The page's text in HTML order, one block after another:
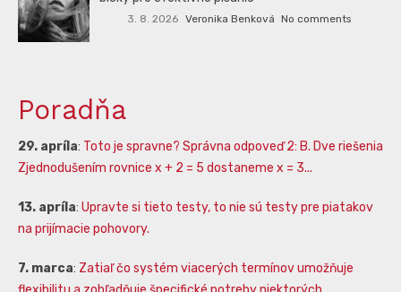
3. 8. 2026 Veronika Benková No comments
Poradňa
29. apríla: Toto je spravne? Správna odpoveď 2: B. Dve riešenia
Zjednodušením rovnice x + 2 = 5 dostaneme x = 3...
13. apríla: Upravte si tieto testy, to nie sú testy pre piatakov
na prijímacie pohovory.
7. marca: Zatiaľ čo systém viacerých termínov umožňuje